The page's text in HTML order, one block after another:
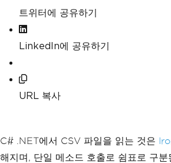
트위터에 공유하기
LinkedIn에 공유하기
URL 복사
C# .NET에서 CSV 파일을 읽는 것은
해지며, 단일 메소드 호출로 쉼표로 구분